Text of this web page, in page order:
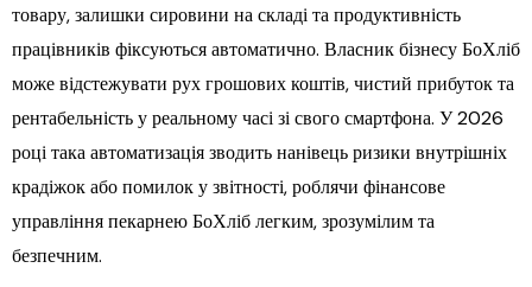
товару, залишки сировини на складі та продуктивність
працівників фіксуються автоматично. Власник бізнесу БоХліб
може відстежувати рух грошових коштів, чистий прибуток та
рентабельність у реальному часі зі свого смартфона. У 2026
році така автоматизація зводить нанівець ризики внутрішніх
крадіжок або помилок у звітності, роблячи фінансове
управління пекарнею БоХліб легким, зрозумілим та
безпечним.